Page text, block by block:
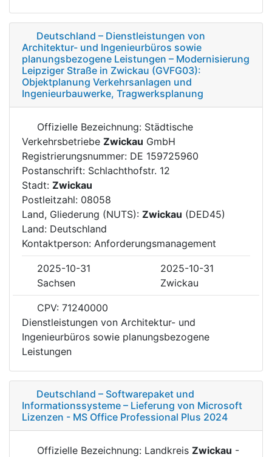
Deutschland – Dienstleistungen von
Architektur- und Ingenieurbüros sowie
planungsbezogene Leistungen – Modernisierung
Leipziger Straße in Zwickau (GVFG03):
Objektplanung Verkehrsanlagen und
Ingenieurbauwerke, Tragwerksplanung
Offizielle Bezeichnung: Städtische
Verkehrsbetriebe Zwickau GmbH
Registrierungsnummer: DE 159725960
Postanschrift: Schlachthofstr. 12
Stadt: Zwickau
Postleitzahl: 08058
Land, Gliederung (NUTS): Zwickau (DED45)
Land: Deutschland
Kontaktperson: Anforderungsmanagement
2025-10-31
2025-10-31
Sachsen
Zwickau
CPV: 71240000
Dienstleistungen von Architektur- und
Ingenieurbüros sowie planungsbezogene
Leistungen
Deutschland – Softwarepaket und
Informationssysteme – Lieferung von Microsoft
Lizenzen - MS Office Professional Plus 2024
Offizielle Bezeichnung: Landkreis Zwickau -